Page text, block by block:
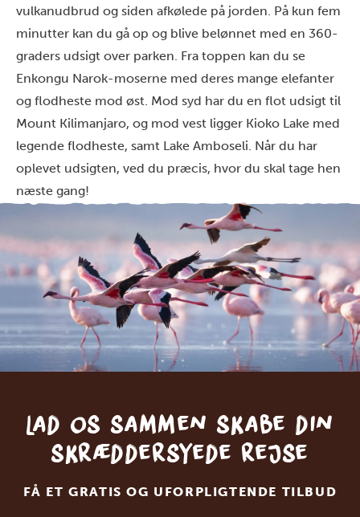
vulkanudbrud og siden afkølede på jorden. På kun fem
minutter kan du gå op og blive belønnet med en 360-
graders udsigt over parken. Fra toppen kan du se
Enkongu Narok-moserne med deres mange elefanter
og flodheste mod øst. Mod syd har du en flot udsigt til
Mount Kilimanjaro, og mod vest ligger Kioko Lake med
legende flodheste, samt Lake Amboseli. Når du har
oplevet udsigten, ved du præcis, hvor du skal tage hen
næste gang!
Lad os sammen skabe din
skræddersyede rejse
FÅ ET GRATIS OG UFORPLIGTENDE TILBUD